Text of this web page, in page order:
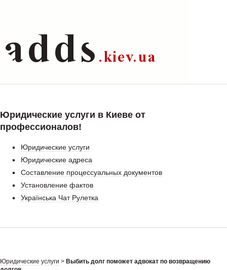
Юридические услуги в Киеве от
профессионалов!
Юридические услуги
Юридические адреса
Составление процессуальных документов
Установление фактов
Українська Чат Рулетка
Юридические услуги > Выбить долг поможет адвокат по возвращению